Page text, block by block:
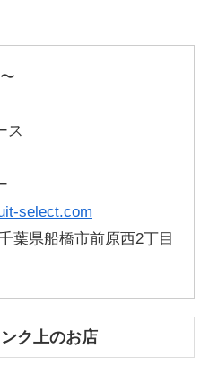
ス
select.com
葉県船橋市前原西2丁目
ク上のお店